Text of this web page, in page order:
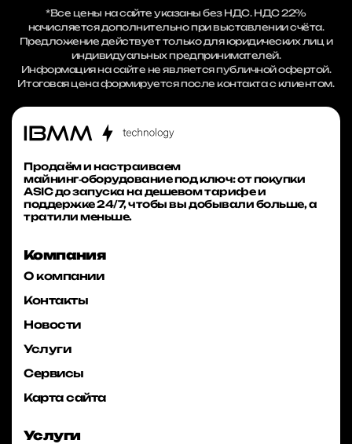
*Все цены на сайте указаны без НДС. НДС 22%
начисляется дополнительно при выставлении счёта.
Предложение действует только для юридических лиц и
индивидуальных предпринимателей.
Информация на сайте не является публичной офертой.
Итоговая цена формируется после контакта с клиентом.
Продаём и настраиваем
майнинг‑оборудование под ключ: от покупки
ASIC до запуска на дешевом тарифе и
поддержке 24/7, чтобы вы добывали больше, а
тратили меньше.
Компания
О компании
Контакты
Новости
Услуги
Сервисы
Карта сайта
Услуги